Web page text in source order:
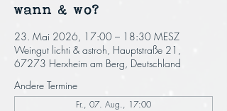
wann & wo?
23. Mai 2026, 17:00 – 18:30 MESZ
Weingut lichti & astroh, Hauptstraße 21,
67273 Herxheim am Berg, Deutschland
Andere Termine
Fr., 07. Aug., 17:00